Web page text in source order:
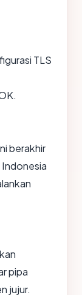
TLS
berakhir
pipa
jujur.